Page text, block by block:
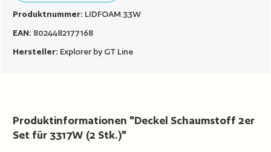
Produktnummer: LIDFOAM.33W
EAN: 8024482177168
Hersteller: Explorer by GT Line
Produktinformationen "Deckel Schaumstoff 2er
Set für 3317W (2 Stk.)"